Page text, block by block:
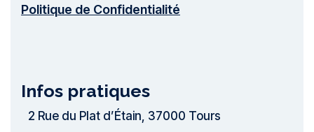
Politique de Confidentialité
Infos pratiques
2 Rue du Plat dʼÉtain, 37000 Tours